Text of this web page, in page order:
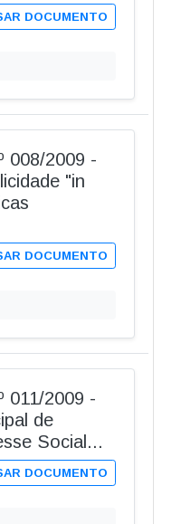
DOCUMENTO
008/2009 -
"in
DOCUMENTO
011/2009 -
de
Social...
DOCUMENTO